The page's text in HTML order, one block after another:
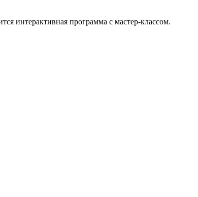
интерактивная программа с мастер-классом.